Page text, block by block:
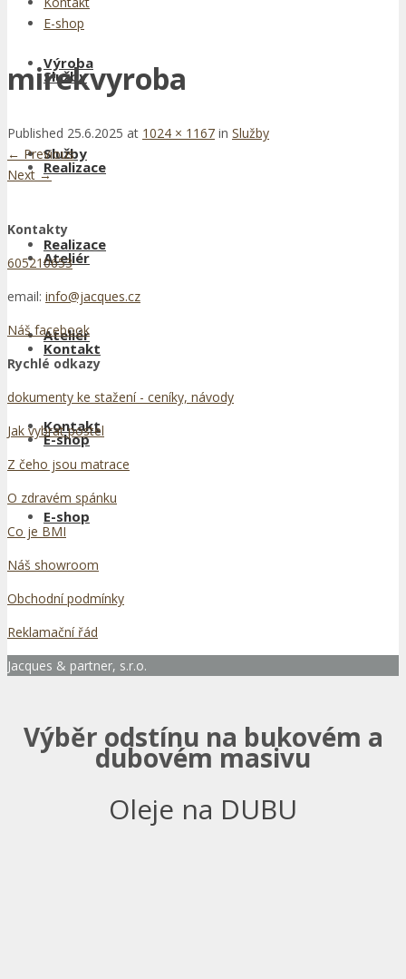
Služby
Realizace
Ateliér
Kontakt
E-shop
Výroba
Služby
Realizace
Ateliér
Kontakt
E-shop
E-shop
mirekvyroba
Published 25.6.2025 at 1024 × 1167 in Služby
← Previous
Next →
Kontakty
605210653
email: info@jacques.cz
Náš facebook
Rychlé odkazy
dokumenty ke stažení - ceníky, návody
Jak vybrat postel
Z čeho jsou matrace
O zdravém spánku
Co je BMI
Náš showroom
Obchodní podmínky
Reklamační řád
Jacques & partner, s.r.o.
Výběr odstínu na bukovém a
dubovém masivu
Oleje na DUBU